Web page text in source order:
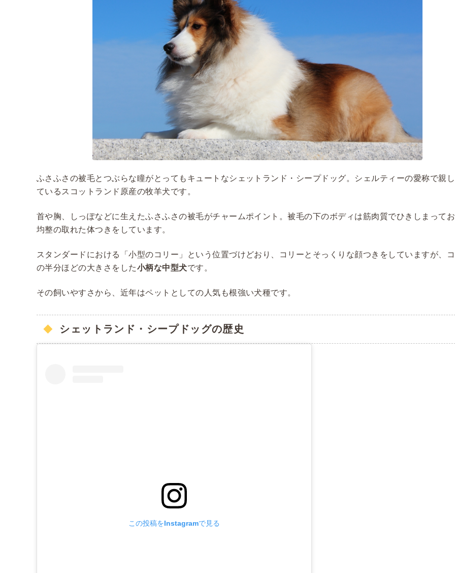
ふさふさの被毛とつぶらな瞳がとってもキュートなシェットランド・シープドッグ。シェルティーの愛称で親
ているスコットランド原産の牧羊犬です。
首や胸、しっぽなどに生えたふさふさの被毛がチャームポイント。被毛の下のボディは筋肉質でひきしまってお
均整の取れた体つきをしています。
スタンダードにおける「小型のコリー」という位置づけどおり、コリーとそっくりな顔つきをしていますが、
の半分ほどの大きさをした小柄な中型犬です。
その飼いやすさから、近年はペットとしての人気も根強い犬種です。
シェットランド・シープドッグの歴史
この投稿をInstagramで見る